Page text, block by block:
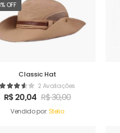
OFF
Classic Hat
2 Avaliações
R$20,04 R$30,00
Vendido por: Stelio